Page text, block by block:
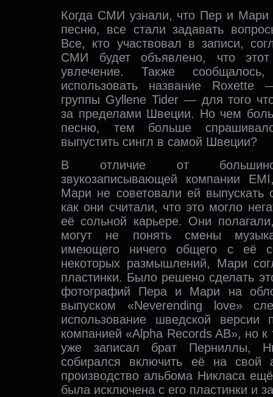
Когда СМИ узнали, что Пер и Мари
песню, все стали задавать
Все, кто участвовал в записи,
СМИ будет объявлено, что
увлечение. Также
использовать название Roxette
группы Gyllene Tider — для того
за пределами Швеции. Но чем
песню, тем больше
выпустить сингл в самой Швеции?
В отличие от
звукозаписывающей компании
Мари не советовали ей выпускать
как они считали, что это могло
её сольной карьере. Они
могут не понять смены
имеющего ничего общего с её
некоторых размышлений, Мари
пластинки. Было решено сделать
фотографий Пера и Мари на
выпуском «Neverending love»
использование шведской версии
компанией «Alpha Records AB», но
уже записал брат Перниллы,
собирался включить её на свой
производство альбома Никласа
была исключена с его пластинки и